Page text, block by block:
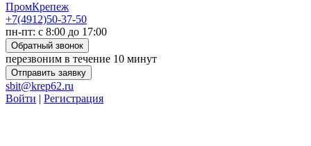
ПромКрепеж
+7(4912)50-37-50
пн-пт: с 8:00 до 17:00
Обратный звонок
перезвоним в течение 10 минут
Отправить заявку
sbit@krep62.ru
Войти | Регистрация